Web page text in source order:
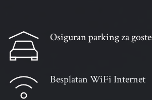
Osiguran parking za goste
Besplatan WiFi Internet